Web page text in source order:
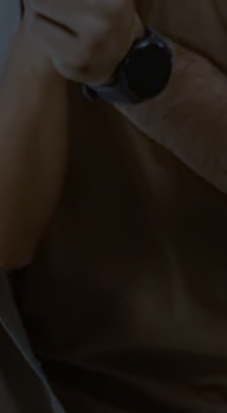
Tanzkurs (Kurzkurs) in
Markdorf
SINGLES
Party